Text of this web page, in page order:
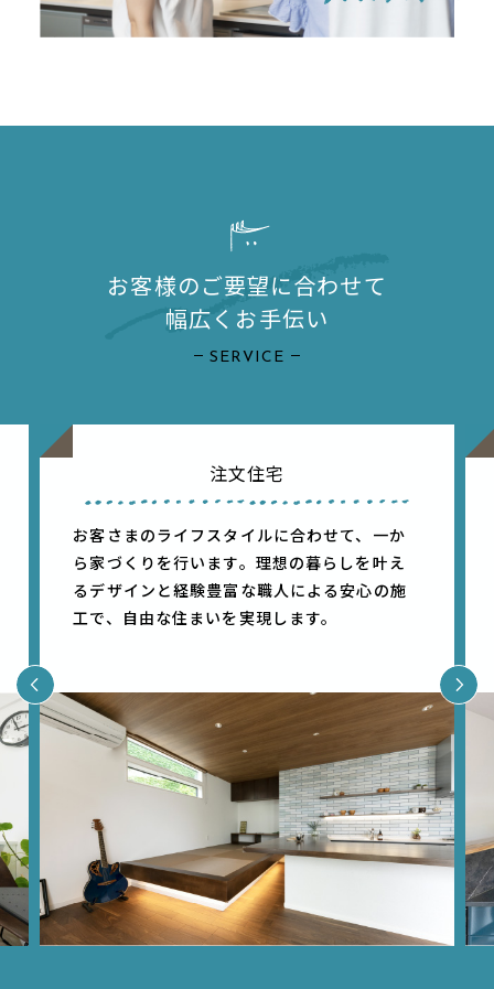
お客様のご要望に合わせて
幅広くお⼿伝い
SERVICE
注⽂住宅
お客さまのライフスタイルに合わせて、⼀か
ら家づくりを⾏います。理想の暮らしを叶え
るデザインと経験豊富な職⼈による安⼼の施
⼯で、⾃由な住まいを実現します。